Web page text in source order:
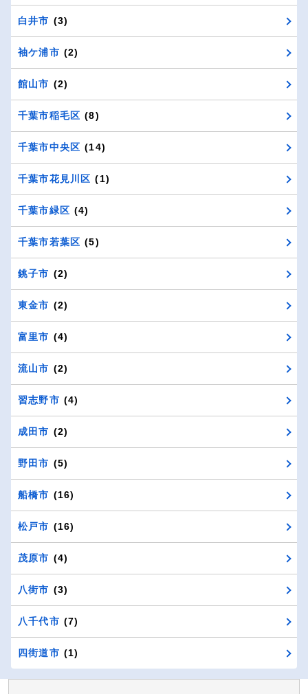
白井市 (3)
袖ケ浦市 (2)
館山市 (2)
千葉市稲毛区 (8)
千葉市中央区 (14)
千葉市花見川区 (1)
千葉市緑区 (4)
千葉市若葉区 (5)
銚子市 (2)
東金市 (2)
富里市 (4)
流山市 (2)
習志野市 (4)
成田市 (2)
野田市 (5)
船橋市 (16)
松戸市 (16)
茂原市 (4)
八街市 (3)
八千代市 (7)
四街道市 (1)